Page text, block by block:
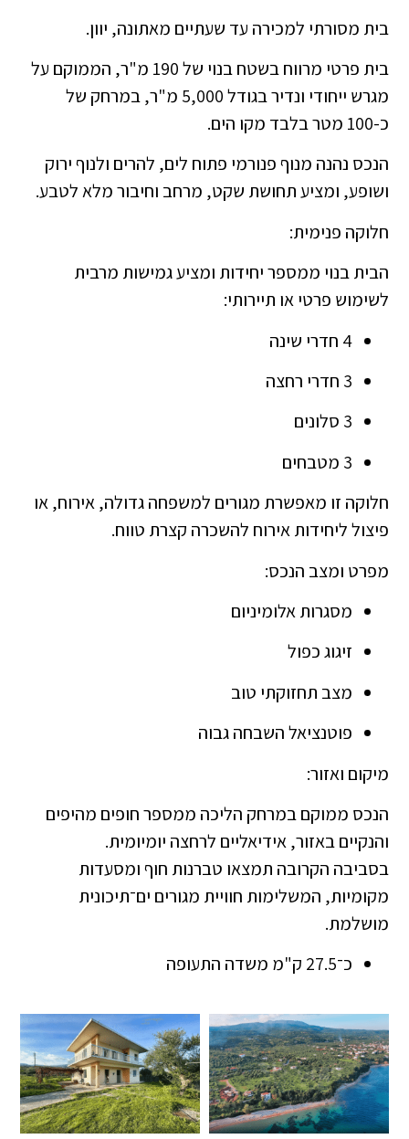
בית מסורתי למכירה עד שעתיים מאתונה, יוון.
בית פרטי מרווח בשטח בנוי של 190 מ"ר, הממוקם על
מגרש ייחודי ונדיר בגודל 5,000 מ"ר, במרחק של
כ-100 מטר בלבד מקו הים.
הנכס נהנה מנוף פנורמי פתוח לים, להרים ולנוף ירוק
ושופע, ומציע תחושת שקט, מרחב וחיבור מלא לטבע.
חלוקה פנימית:
הבית בנוי ממספר יחידות ומציע גמישות מרבית
לשימוש פרטי או תיירותי:
4 חדרי שינה
3 חדרי רחצה
3 סלונים
3 מטבחים
חלוקה זו מאפשרת מגורים למשפחה גדולה, אירוח, או
פיצול ליחידות אירוח להשכרה קצרת טווח.
מפרט ומצב הנכס:
מסגרות אלומיניום
זיגוג כפול
מצב תחזוקתי טוב
פוטנציאל השבחה גבוה
מיקום ואזור:
הנכס ממוקם במרחק הליכה ממספר חופים מהיפים
והנקיים באזור, אידיאליים לרחצה יומיומית.
בסביבה הקרובה תמצאו טברנות חוף ומסעדות
מקומיות, המשלימות חוויית מגורים ים־תיכונית
מושלמת.
כ־27.5 ק"מ משדה התעופה